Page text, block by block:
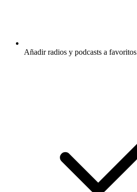
Añadir radios y podcasts a favoritos